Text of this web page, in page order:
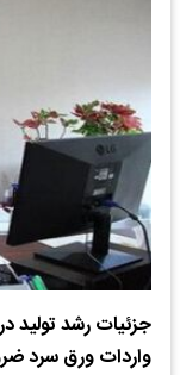
جزئیات رشد تولید
واردات ورق سرد